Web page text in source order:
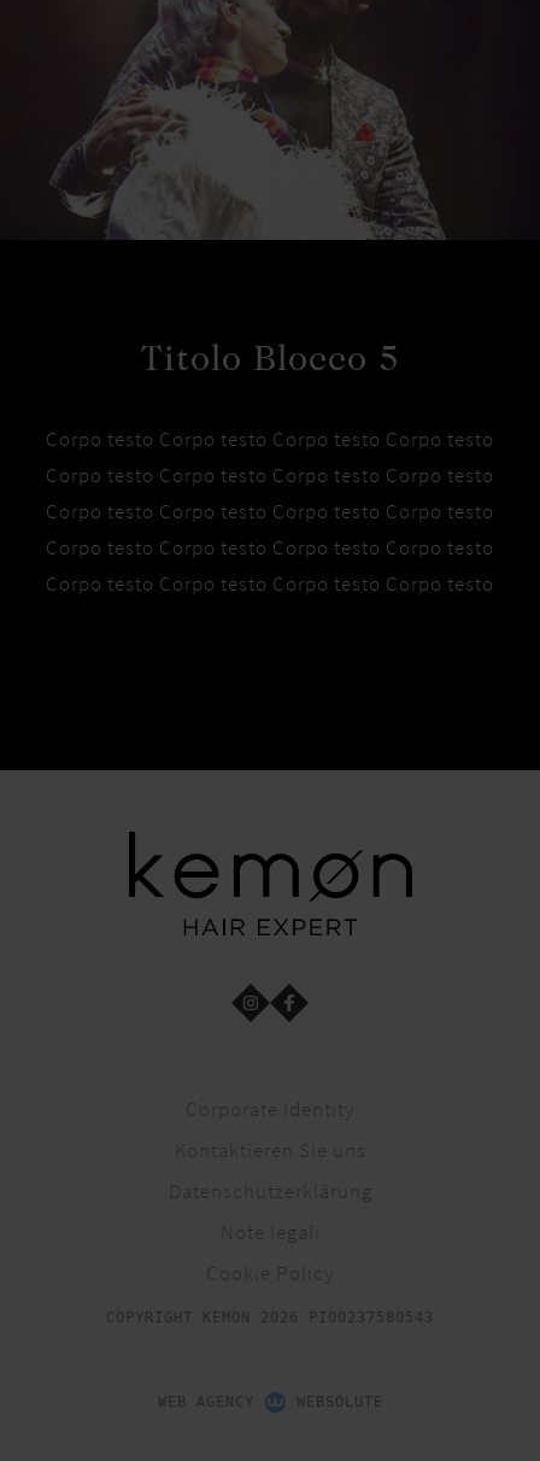
Titolo Blocco 5
Corpo testo Corpo testo Corpo testo Corpo testo
Corpo testo Corpo testo Corpo testo Corpo testo
Corpo testo Corpo testo Corpo testo Corpo testo
Corpo testo Corpo testo Corpo testo Corpo testo
Corpo testo Corpo testo Corpo testo Corpo testo
Corporate Identity
Kontaktieren Sie uns
Datenschutzerklärung
Note legali
Cookie Policy
COPYRIGHT KEMON 2026 PI00237580543
WEB AGENCY WEBSOLUTE